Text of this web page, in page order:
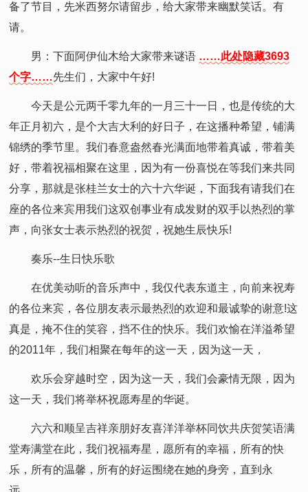
备了节目，先米西努尔请留步，给大家带来幽默笑话。有
请。
男：下面阿伊仙木给大家带来谜语 ……此处隐藏3693
个字……先生们，大家中午好!
今天是公元两千零九年的一月三十一日，也是传统的大
年正月初六，是个大吉大利的好日子，在这播种希望，铺满
锦绣的季节里。我们春意盎然春光满面地带着真诚，带着美
好，带着祝福相聚在这里，因为有一份喜悦在等我们来共同
分享，那就是张桂兰女士的六十六华诞，下面我有请我们在
座的各位来宾用我们这双创事业有成发财的双手以热烈的掌
声，向张女士表示热烈的祝贺，祝她生辰快乐!
奏乐--生日快乐歌
在优美动听的音乐声中，我仅代表东道主，向前来祝寿
的各位来宾，各位朋友表示最热烈的欢迎和最诚挚的谢意!这
真是，掩不住的笑容，挡不住的快乐。我们欢愉在洋溢希望
的2011年，我们相聚在每年的这一天，因为这一天，
欢乐会穿越时空，因为这一天，我们会豪情无限，因为
这一天，我们将举杯祝愿寿星的华诞。
六六和顺呈吉祥亲朋好友喜洋洋举杯同饮共庆贺笑语满
堂寿满堂在此，我们祝福寿星，愿所有的幸福，所有的快
乐，所有的温馨，所有的好运围绕在她的身旁，直到永